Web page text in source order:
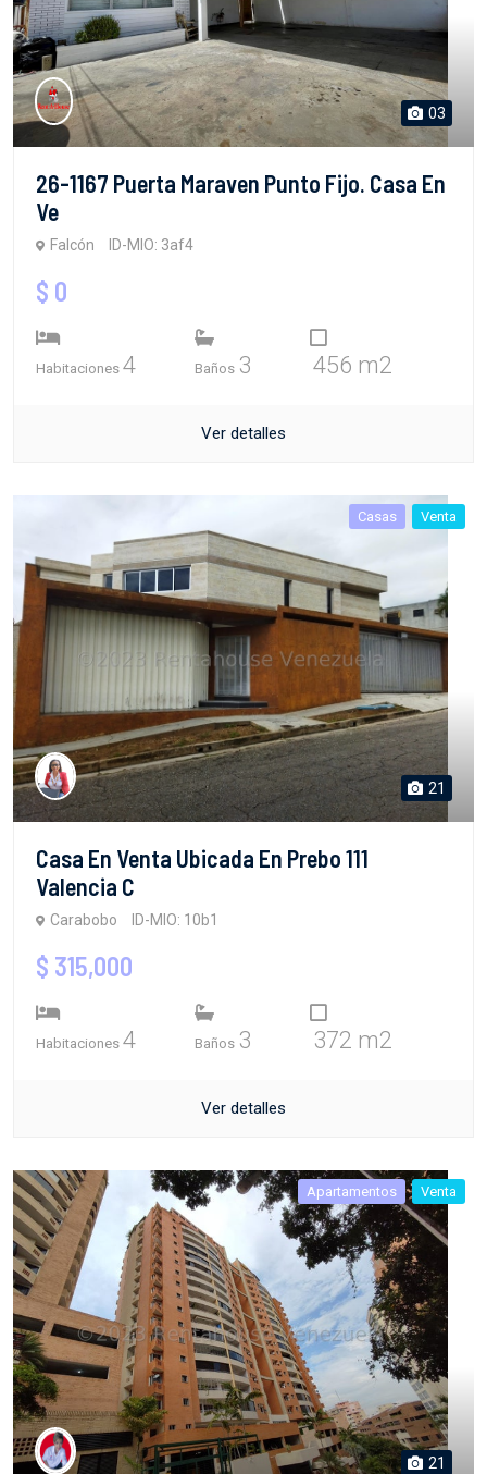
03
26-1167 Puerta Maraven Punto Fijo. Casa En
Ve
Falcón ID-MIO: 3af4
$ 0
Habitaciones 4 Baños 3 456 m2
Ver detalles
Casas Venta
21
Casa En Venta Ubicada En Prebo 111
Valencia C
Carabobo ID-MIO: 10b1
$ 315,000
Habitaciones 4 Baños 3 372 m2
Ver detalles
Apartamentos Venta
21